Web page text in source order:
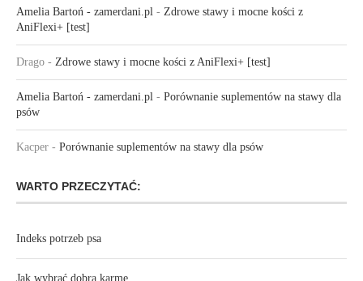
Amelia Bartoń - zamerdani.pl - Zdrowe stawy i mocne kości z
AniFlexi+ [test]
Drago - Zdrowe stawy i mocne kości z AniFlexi+ [test]
Amelia Bartoń - zamerdani.pl - Porównanie suplementów na stawy dla
psów
Kacper - Porównanie suplementów na stawy dla psów
WARTO PRZECZYTAĆ:
Indeks potrzeb psa
Jak wybrać dobrą karmę